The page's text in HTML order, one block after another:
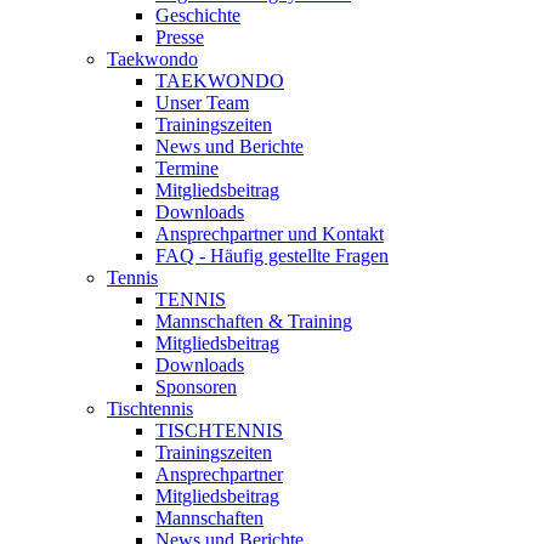
Geschichte
Presse
Taekwondo
TAEKWONDO
Unser Team
Trainingszeiten
News und Berichte
Termine
Mitgliedsbeitrag
Downloads
Ansprechpartner und Kontakt
FAQ - Häufig gestellte Fragen
Tennis
TENNIS
Mannschaften & Training
Mitgliedsbeitrag
Downloads
Sponsoren
Tischtennis
TISCHTENNIS
Trainingszeiten
Ansprechpartner
Mitgliedsbeitrag
Mannschaften
News und Berichte